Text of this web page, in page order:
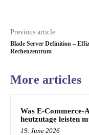
Previous article
Blade Server Definition –
Rechenzentrum
More articles
Was E-Commerce-
heutzutage leisten
19. June 2026